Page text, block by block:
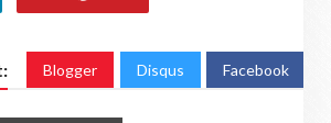
Blogger Disqus Facebook